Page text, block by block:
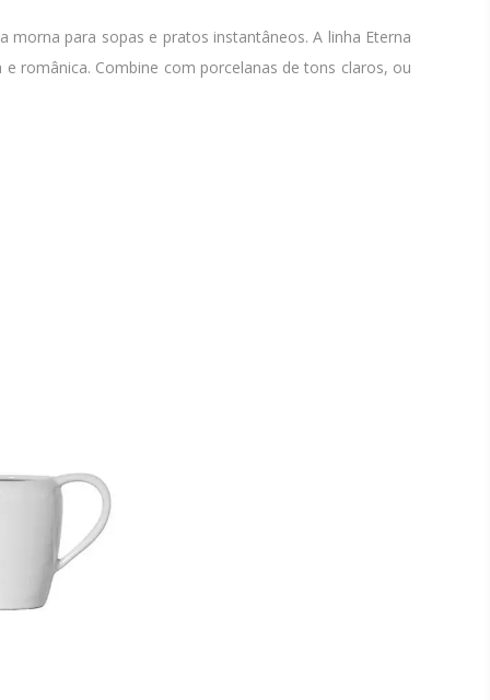
morna para sopas e pratos instantâneos. A linha Eterna
românica. Combine com porcelanas de tons claros, ou